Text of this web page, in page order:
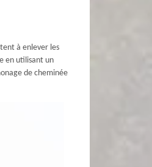
à enlever les
en utilisant un
de cheminée